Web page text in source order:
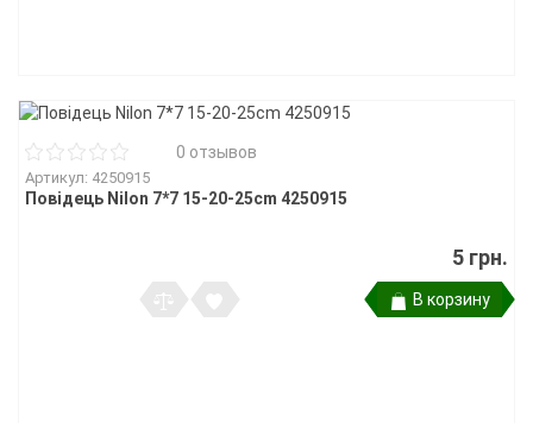
0 отзывов
Артикул: 4250915
Повідець Nilon 7*7 15-20-25cm 4250915
5 грн.
В корзину